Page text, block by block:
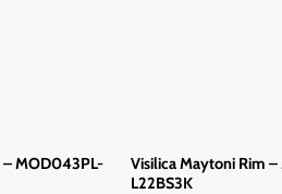
– MOD043PL-
Visilica Maytoni Rim
L22BS3K